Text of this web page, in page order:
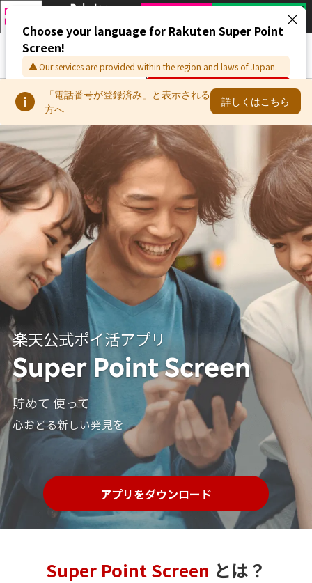
メニュー
「電話番号が登録済み」と表示される
方へ
詳しくはこちら
貯めて 使って
心おどる新しい発見を
楽天公式ポイ活アプリ
Super Point Screen
アプリをダウンロード
Super Point Screen とは？